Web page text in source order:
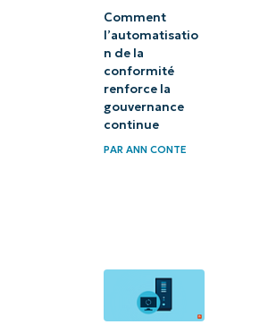
Comment
l’automatisatio
n de la
conformité
renforce la
gouvernance
continue
PAR ANN CONTE